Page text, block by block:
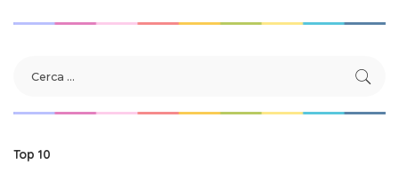
Top 10